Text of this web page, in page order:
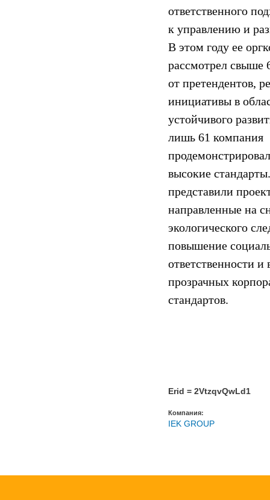
ответственного
к управлению и
В этом году ее
рассмотрел свыше
от претендентов,
инициативы в
устойчивого
лишь 61 компания
высокие
представили
направленные на
экологического
повышение
ответственности и
прозрачных
стандартов.
Erid = 2VtzqvQwLd1
Компания:
IEK GROUP